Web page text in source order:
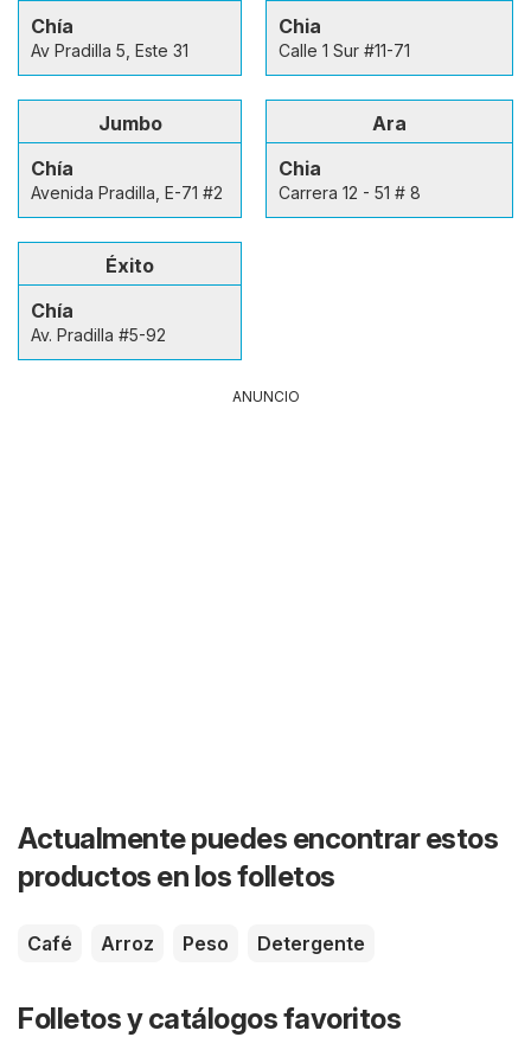
Chía
Av Pradilla 5, Este 31
Chia
Calle 1 Sur #11-71
Jumbo
Chía
Avenida Pradilla, E-71 #2
Ara
Chia
Carrera 12 - 51 # 8
Éxito
Chía
Av. Pradilla #5-92
ANUNCIO
Actualmente puedes encontrar estos
productos en los folletos
Café Arroz Peso Detergente
Folletos y catálogos favoritos